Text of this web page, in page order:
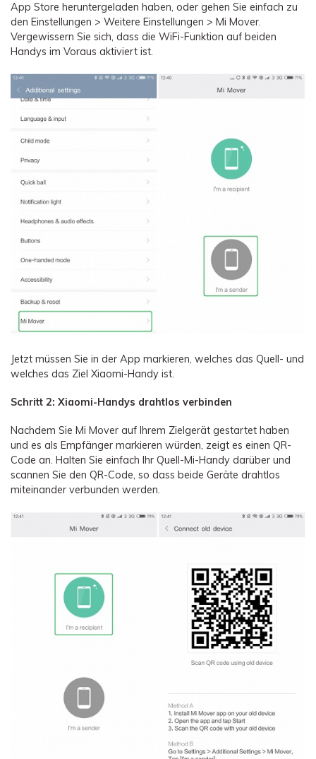
App Store heruntergeladen haben, oder gehen Sie einfach zu
den Einstellungen > Weitere Einstellungen > Mi Mover.
Vergewissern Sie sich, dass die WiFi-Funktion auf beiden
Handys im Voraus aktiviert ist.
Jetzt müssen Sie in der App markieren, welches das Quell- und
welches das Ziel Xiaomi-Handy ist.
Schritt 2: Xiaomi-Handys drahtlos verbinden
Nachdem Sie Mi Mover auf Ihrem Zielgerät gestartet haben
und es als Empfänger markieren würden, zeigt es einen QR-
Code an. Halten Sie einfach Ihr Quell-Mi-Handy darüber und
scannen Sie den QR-Code, so dass beide Geräte drahtlos
miteinander verbunden werden.